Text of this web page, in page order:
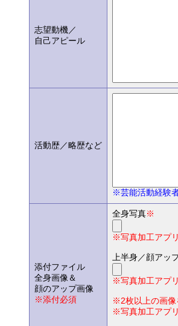
志望動機／
自己アピール
活動歴／略歴など
※芸能活動経験
添付ファイル
全身画像＆
顔のアップ画像
※添付必須
全身写真※
※写真加工アプ
上半身／顔アッ
※写真加工アプ
※2枚以上の画像
※写真加工アプ